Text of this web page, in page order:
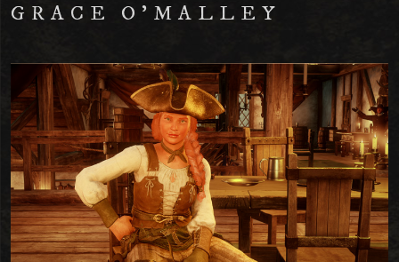
GRACE O’MALLEY